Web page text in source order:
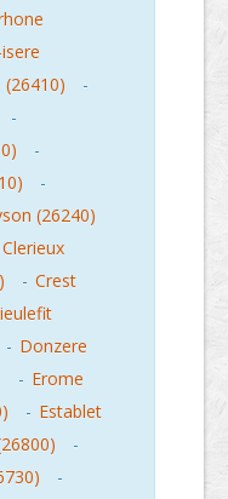
-
-
-
-
(26240)
Clerieux
- Crest
- Donzere
- Erome
- Establet
-
-